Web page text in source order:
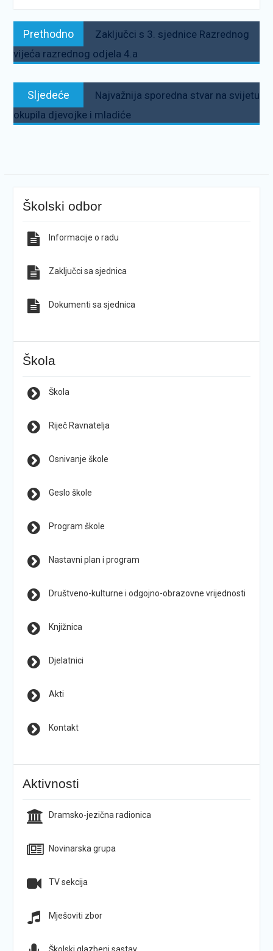
Navigacija
objava
Prethodno Prethodno:
Zaključci s 3. sjednice Razrednog
vijeća razrednog odjela 4.a
Sljedeće Sljedeće:
Najvažnija sporedna stvar na svijetu
okupila djevojke i mladiće
Školski odbor
Informacije o radu
Zaključci sa sjednica
Dokumenti sa sjednica
Škola
Škola
Riječ Ravnatelja
Osnivanje škole
Geslo škole
Program škole
Nastavni plan i program
Društveno-kulturne i odgojno-obrazovne vrijednosti
Knjižnica
Djelatnici
Akti
Kontakt
Aktivnosti
Dramsko-jezična radionica
Novinarska grupa
TV sekcija
Mješoviti zbor